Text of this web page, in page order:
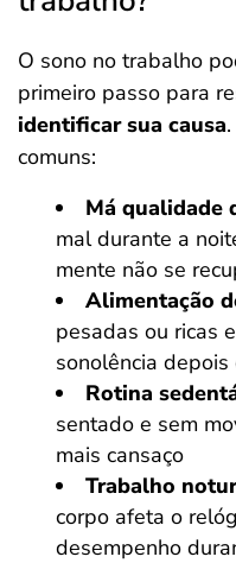
O sono no trabalho
primeiro passo para
identificar sua causa
comuns:
Má qualidade
mal durante a
mente não se
Alimentação
pesadas ou ricas
sonolência
Rotina
sentado e sem
mais cansaço
Trabalho
corpo afeta o
desempenho